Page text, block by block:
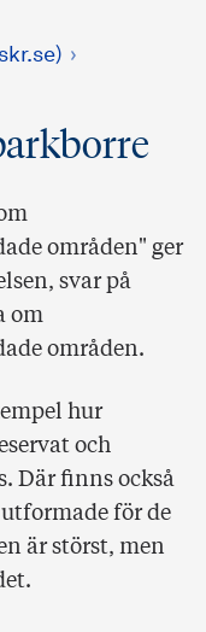
områden" ger
svar på
om
områden.
hur
och
Där finns också
utformade för de
är störst, men